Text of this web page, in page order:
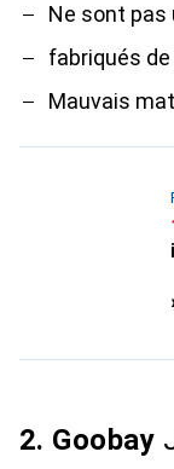
Ne sont
fabriqués
Mauvais
2. Goobay